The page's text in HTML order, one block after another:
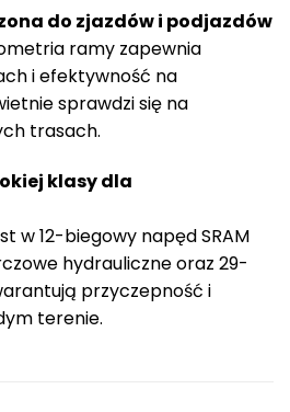
do zjazdów i podjazdów
ramy zapewnia
i efektywność na
sprawdzi się na
trasach.
klasy dla
w 12-biegowy napęd SRAM
hydrauliczne oraz 29-
przyczepność i
terenie.